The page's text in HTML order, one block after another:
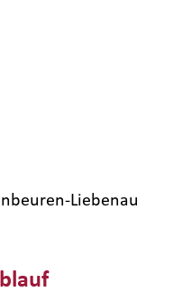
Liebenau